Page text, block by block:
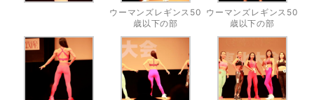
ウーマンズレギンス50
歳以下の部
ウーマンズレギンス50
歳以下の部